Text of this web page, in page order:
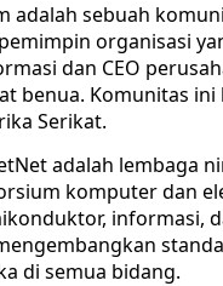
adalah sebuah
organisasi
dan CEO
benua. Komunitas ini
Serikat.
adalah lembaga
komputer dan
informasi,
di semua bidang.